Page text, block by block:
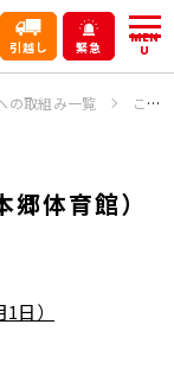
引越し 緊急
MEN
U
の取組み一覧 これまでの活動
体育館）
日）